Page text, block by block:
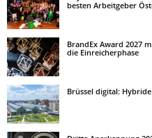
besten Arbeitgeber
BrandEx Award 2027
die Einreicherphase
Brüssel digital: